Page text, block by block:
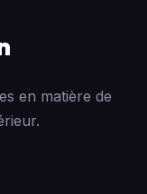
en matière de